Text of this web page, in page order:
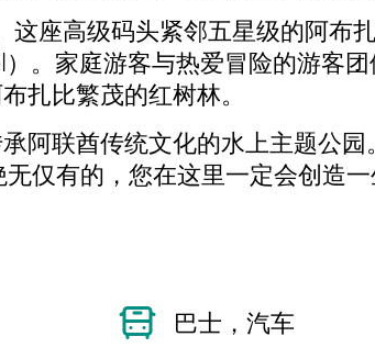
座高级码头紧邻五星级的阿布
。家庭游客与热爱冒险的游客
扎比繁茂的红树林。
阿联酋传统文化的水上主题公
仅有的，您在这里一定会创造
巴士，汽车